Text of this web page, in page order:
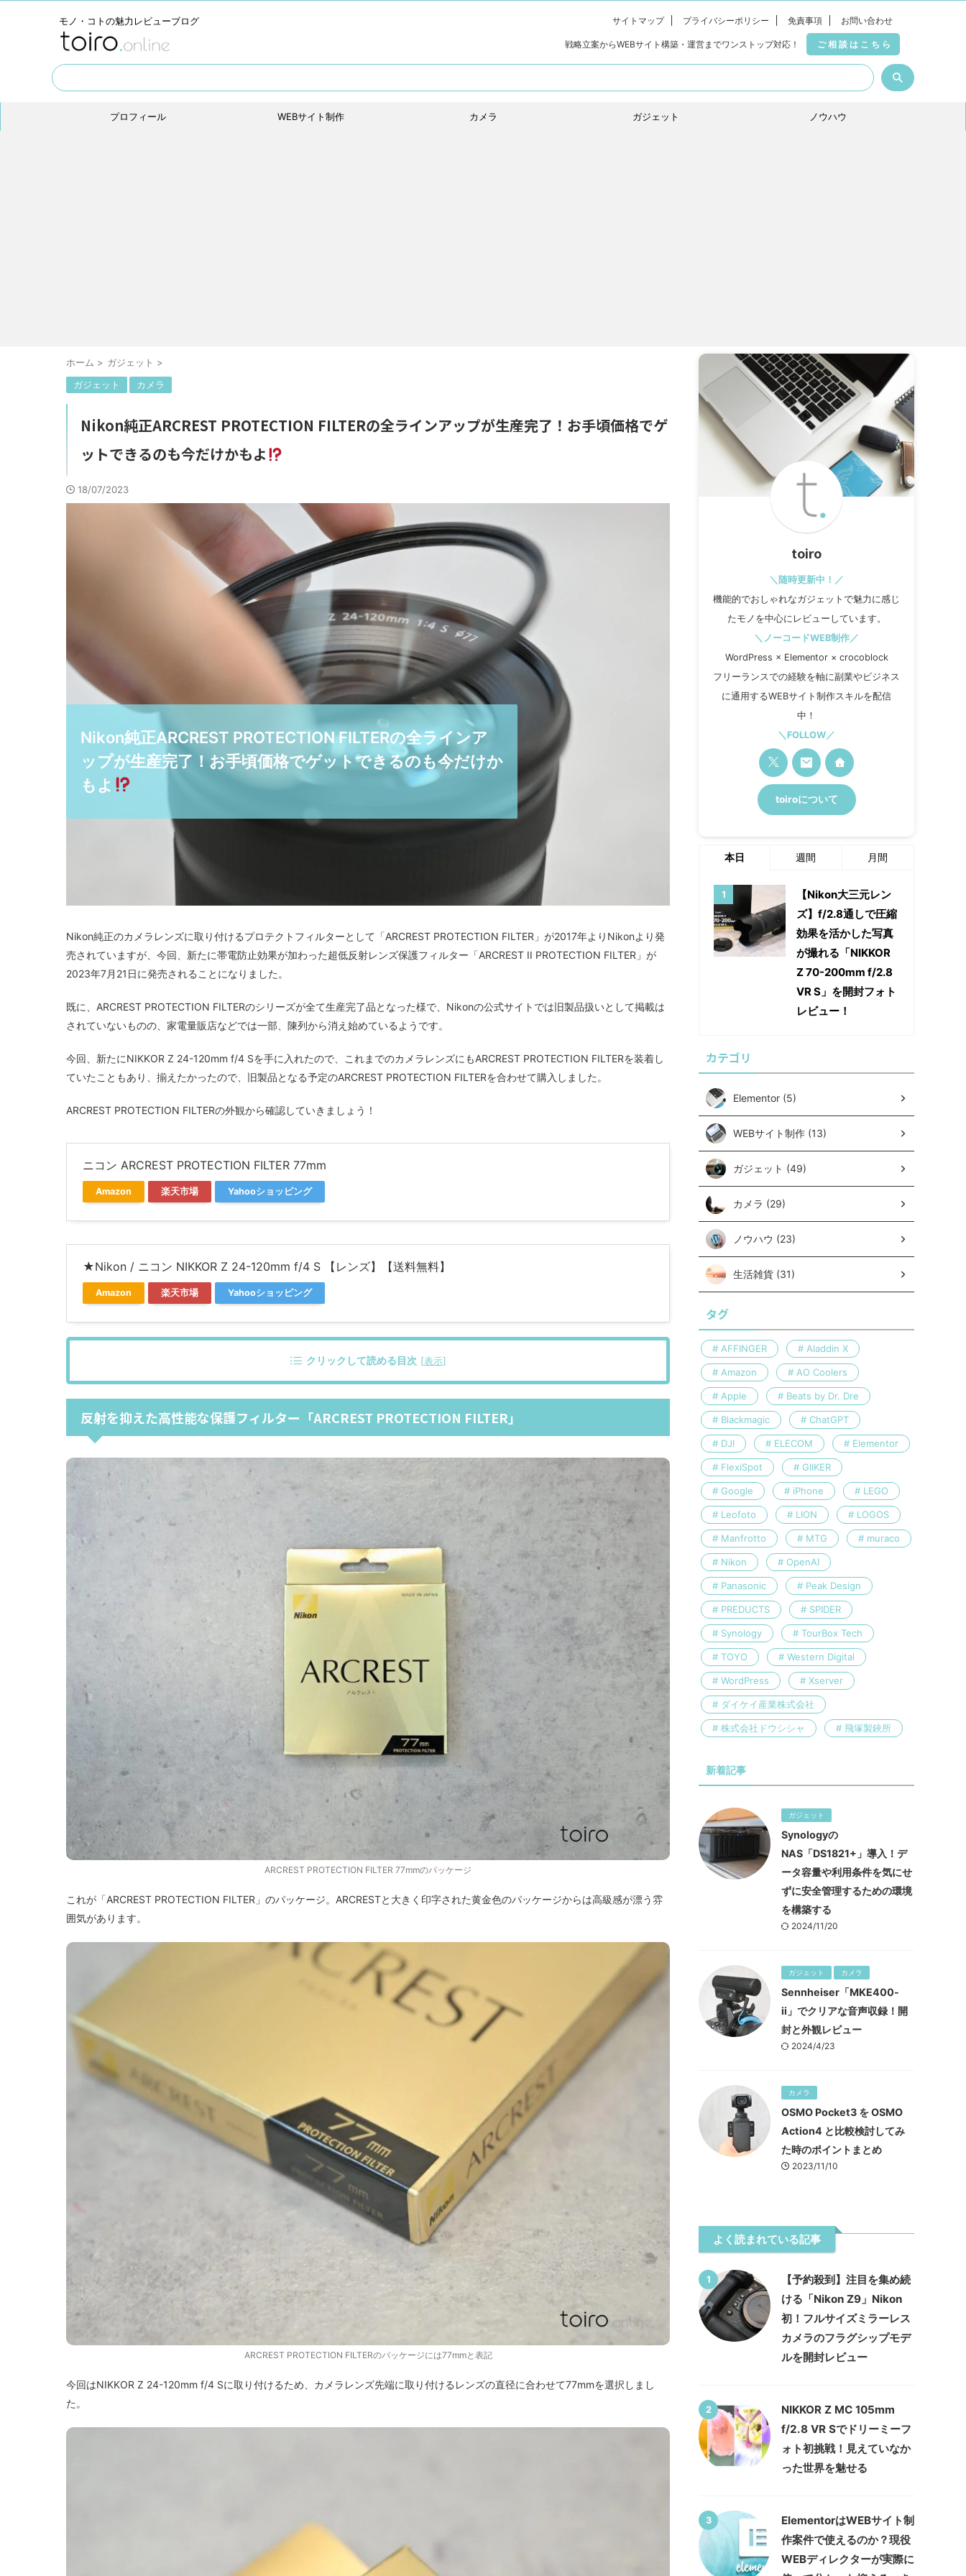
モノ・コトの魅力レビューブログ サイトマップ プライバシーポリシー 免責事項 お問い合わせ
戦略立案からWEBサイト構築・運営までワンストップ対応！ ご相談はこちら
プロフィール WEBサイト制作 カメラ ガジェット ノウハウ
ホーム > ガジェット >
ガジェット
カメラ
Nikon純正ARCREST PROTECTION FILTERの全ラインアップが生産完了！お手頃価格でゲ
ットできるのも今だけかもよ
18/07/2023
Nikon純正ARCREST PROTECTION FILTERの全ラインア
ップが生産完了！お手頃価格でゲットできるのも今だけか
もよ
Nikon純正のカメラレンズに取り付けるプロテクトフィルターとして「ARCREST PROTECTION FILTER」が2017年よりNikonより発
売されていますが、今回、新たに帯電防止効果が加わった超低反射レンズ保護フィルター「ARCREST II PROTECTION FILTER」が
2023年7月21日に発売されることになりました。
既に、ARCREST PROTECTION FILTERのシリーズが全て生産完了品となった様で、Nikonの公式サイトでは旧製品扱いとして掲載は
されていないものの、家電量販店などでは一部、陳列から消え始めているようです。
今回、新たにNIKKOR Z 24-120mm f/4 Sを手に入れたので、これまでのカメラレンズにもARCREST PROTECTION FILTERを装着し
ていたこともあり、揃えたかったので、旧製品となる予定のARCREST PROTECTION FILTERを合わせて購入しました。
ARCREST PROTECTION FILTERの外観から確認していきましょう！
ニコン ARCREST PROTECTION FILTER 77mm
Amazon 楽天市場 Yahooショッピング
★Nikon / ニコン NIKKOR Z 24-120mm f/4 S 【レンズ】【送料無料】
Amazon 楽天市場 Yahooショッピング
クリックして読める目次 [表示]
反射を抑えた高性能な保護フィルター「ARCREST PROTECTION FILTER」
ARCREST PROTECTION FILTER 77mmのパッケージ
これが「ARCREST PROTECTION FILTER」のパッケージ。ARCRESTと大きく印字された黄金色のパッケージからは高級感が漂う雰
囲気があります。
ARCREST PROTECTION FILTERのパッケージには77mmと表記
今回はNIKKOR Z 24-120mm f/4 Sに取り付けるため、カメラレンズ先端に取り付けるレンズの直径に合わせて77mmを選択しまし
た。
toiro
＼随時更新中！／
機能的でおしゃれなガジェットで魅力に感じ
たモノを中心にレビューしています。
＼ノーコードWEB制作／
WordPress × Elementor × crocoblock
フリーランスでの経験を軸に副業やビジネス
に通用するWEBサイト制作スキルを配信
中！
＼FOLLOW／
toiroについて
本日 週間 月間
【Nikon大三元レン
ズ】f/2.8通しで圧縮
効果を活かした写真
が撮れる「NIKKOR
Z 70-200mm f/2.8
VR S」を開封フォト
レビュー！
カテゴリ
Elementor (5)
WEBサイト制作 (13)
ガジェット (49)
カメラ (29)
ノウハウ (23)
生活雑貨 (31)
タグ
AFFINGER Aladdin X
Amazon AO Coolers
Apple Beats by Dr. Dre
Blackmagic ChatGPT
DJI ELECOM Elementor
FlexiSpot GIIKER
Google iPhone LEGO
Leofoto LION LOGOS
Manfrotto MTG muraco
Nikon OpenAI
Panasonic Peak Design
PREDUCTS SPIDER
Synology TourBox Tech
TOYO Western Digital
WordPress Xserver
ダイケイ産業株式会社
株式会社ドウシシャ 飛塚製鋏所
新着記事
ガジェット
Synologyの
NAS「DS1821+」導入！デ
ータ容量や利用条件を気にせ
ずに安全管理するための環境
を構築する
2024/11/20
ガジェット カメラ
Sennheiser「MKE400-
ii」でクリアな音声収録！開
封と外観レビュー
2024/4/23
カメラ
OSMO Pocket3 を OSMO
Action4 と比較検討してみ
た時のポイントまとめ
2023/11/10
よく読まれている記事
1
【予約殺到】注目を集め続
ける「Nikon Z9」Nikon
初！フルサイズミラーレス
カメラのフラグシップモデ
ルを開封レビュー
2
NIKKOR Z MC 105mm
f/2.8 VR Sでドリーミーフ
ォト初挑戦！見えていなか
った世界を魅せる
3
ElementorはWEBサイト制
作案件で使えるのか？現役
WEBディレクターが実際に